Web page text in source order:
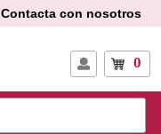
Contacta con nosotros
0